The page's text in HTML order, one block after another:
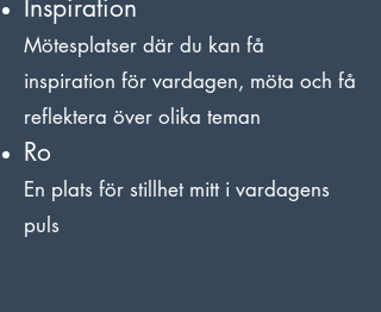
Inspiration
Mötesplatser där du kan få
inspiration för vardagen, möta och få
reflektera över olika teman
Ro
En plats för stillhet mitt i vardagens
puls